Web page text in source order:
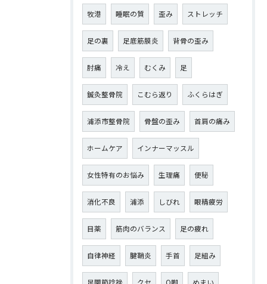
牧港 睡眠の質 歪み ストレッチ
足の裏 足底筋膜炎 背骨の歪み
肘痛 冷え むくみ 足
鍼灸整骨院 こむら返り ふくらはぎ
浦添市整骨院 骨盤の歪み 首肩の痛み
ホームケア インナーマッスル
女性特有のお悩み 生理痛 便秘
消化不良 浦添 しびれ 眼精疲労
目薬 筋肉のバランス 足の疲れ
自律神経 腱鞘炎 手首 足組み
足関節捻挫 クセ O脚 めまい